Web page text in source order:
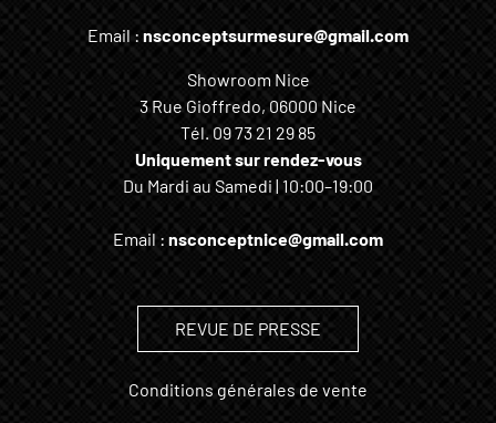
Email : nsconceptsurmesure@gmail.com
Showroom Nice
3 Rue Gioffredo, 06000 Nice
Tél. 09 73 21 29 85
Uniquement sur rendez-vous
Du Mardi au Samedi | 10:00–19:00
Email : nsconceptnice@gmail.com
REVUE DE PRESSE
Conditions générales de vente